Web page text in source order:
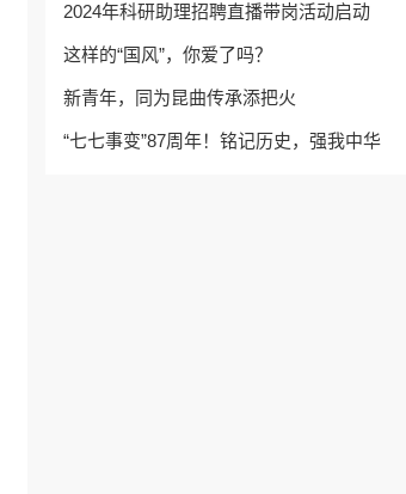
2024年科研助理招聘直播带岗活动启动
这样的“国风”，你爱了吗？
新青年，同为昆曲传承添把火
“七七事变”87周年！铭记历史，强我中华